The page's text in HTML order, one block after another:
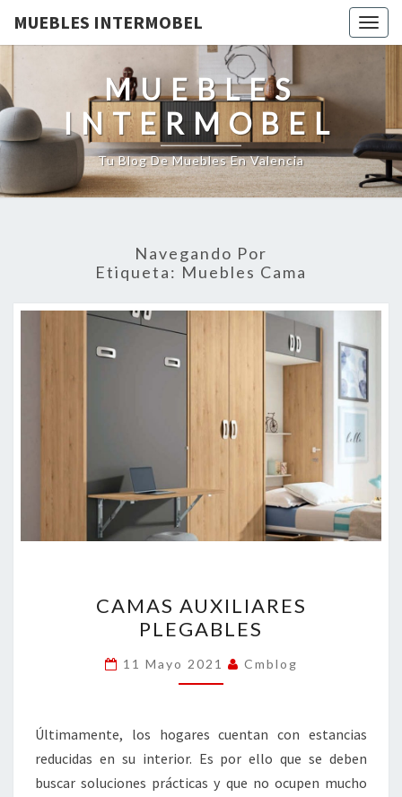
MUEBLES INTERMOBEL
MUEBLES
INTERMOBEL
Tu Blog De Muebles En Valencia
Navegando Por
Etiqueta: Muebles Cama
AUXILIARES
PLEGABLES
CAMAS AUXILIARES
PLEGABLES
11 Mayo 2021 Cmblog
Últimamente, los hogares cuentan con estancias
reducidas en su interior. Es por ello que se deben
buscar soluciones prácticas y que no ocupen mucho